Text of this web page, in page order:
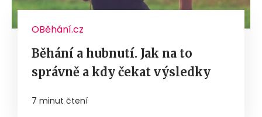
OBěhání.cz
Běhání a hubnutí. Jak na to
správně a kdy čekat výsledky
7 minut čtení